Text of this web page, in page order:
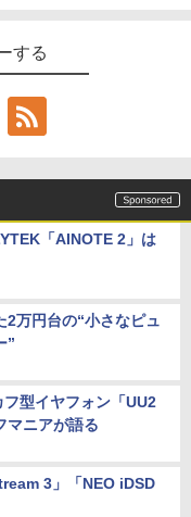
する
「AINOTE 2」は
2万円台の“小さなピュ
”
型イヤフォン「UU2
マニアが語る
3」「NEO iDSD